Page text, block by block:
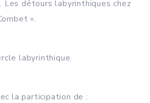
Les détours labyrinthiques chez
».
labyrinthique.
la participation de :